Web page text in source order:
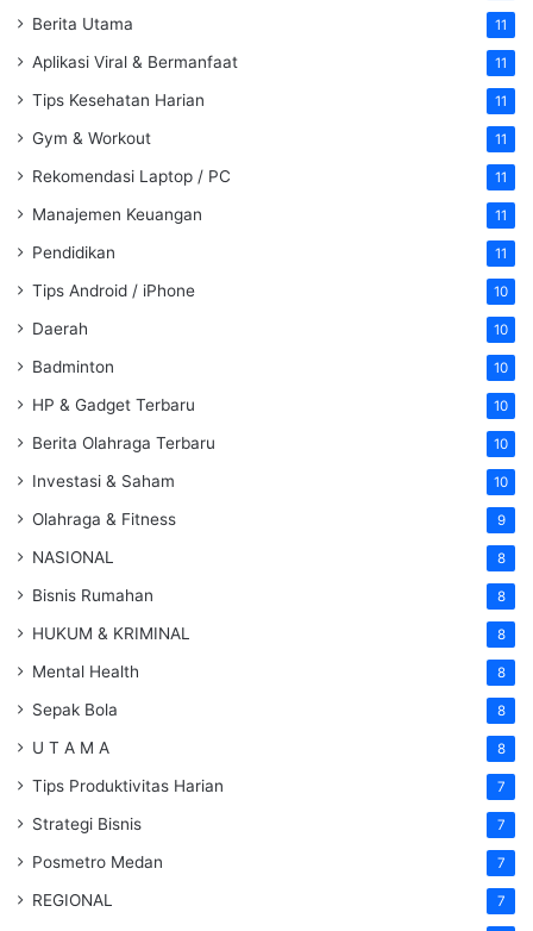
Berita Utama 11
Aplikasi Viral & Bermanfaat 11
Tips Kesehatan Harian 11
Gym & Workout 11
Rekomendasi Laptop / PC 11
Manajemen Keuangan 11
Pendidikan 11
Tips Android / iPhone 10
Daerah 10
Badminton 10
HP & Gadget Terbaru 10
Berita Olahraga Terbaru 10
Investasi & Saham 10
Olahraga & Fitness 9
NASIONAL 8
Bisnis Rumahan 8
HUKUM & KRIMINAL 8
Mental Health 8
Sepak Bola 8
U T A M A 8
Tips Produktivitas Harian 7
Strategi Bisnis 7
Posmetro Medan 7
REGIONAL 7